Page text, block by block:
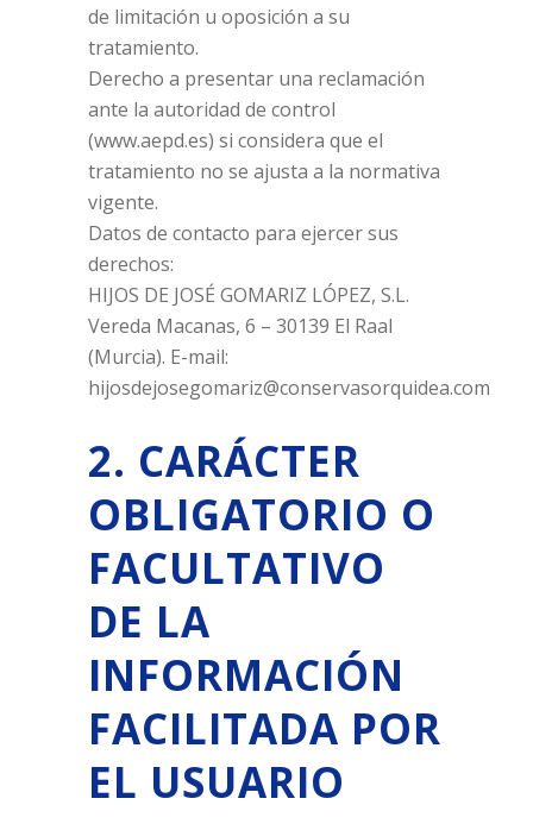
de limitación u oposición a su
tratamiento.
Derecho a presentar una reclamación
ante la autoridad de control
(www.aepd.es) si considera que el
tratamiento no se ajusta a la normativa
vigente.
Datos de contacto para ejercer sus
derechos:
HIJOS DE JOSÉ GOMARIZ LÓPEZ, S.L.
Vereda Macanas, 6 – 30139 El Raal
(Murcia). E-mail:
hijosdejosegomariz@conservasorquidea.com
2. CARÁCTER
OBLIGATORIO O
FACULTATIVO
DE LA
INFORMACIÓN
FACILITADA POR
EL USUARIO